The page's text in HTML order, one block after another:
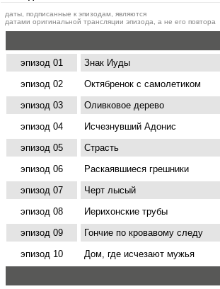
даты, подписанные к эпизодам, являются
датами оригинальной трансляции эпизода, а не его повтора
эпизод 01
Знак Иуды
эпизод 02
Октябренок с самолетиком
эпизод 03
Оливковое дерево
эпизод 04
Исчезнувший Адонис
эпизод 05
Страсть
эпизод 06
Раскаявшиеся грешники
эпизод 07
Черт лысый
эпизод 08
Иерихонские трубы
эпизод 09
Гончие по кровавому следу
эпизод 10
Дом, где исчезают мужья